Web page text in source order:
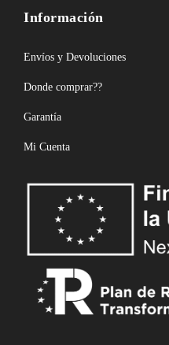
Información
Envíos y Devoluciones
Donde comprar??
Garantía
Mi Cuenta